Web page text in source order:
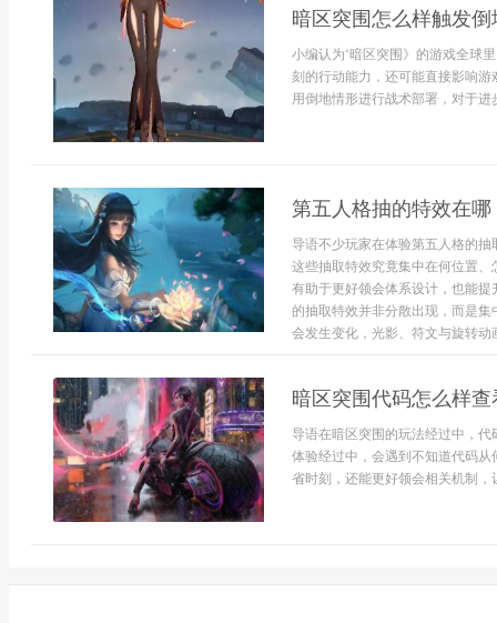
暗区突围怎么样触发倒
小编认为‘暗区突围》的游戏全球
刻的行动能力，还可能直接影响
用倒地情形进行战术部署，对于
第五人格抽的特效在哪
导语不少玩家在体验第五人格的
这些抽取特效究竟集中在何位置
有助于更好领会体系设计，也能
的抽取特效并非分散出现，而是
会发生变化，光影、符文与旋转
暗区突围代码怎么样查
导语在暗区突围的玩法经过中，
体验经过中，会遇到不知道代码
省时刻，还能更好领会相关机制